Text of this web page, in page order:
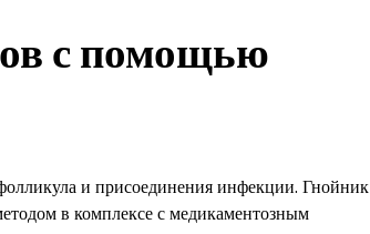
с помощью
и присоединения инфекции. Гнойник
в комплексе с медикаментозным